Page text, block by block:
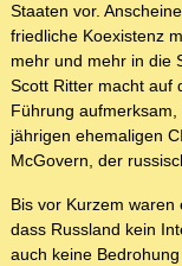
Staaten vor.
friedliche Koexistenz
mehr und mehr in die
Scott Ritter macht auf
Führung
jährigen ehemaligen
McGovern, der
Bis vor Kurzem waren
dass Russland kein
auch keine